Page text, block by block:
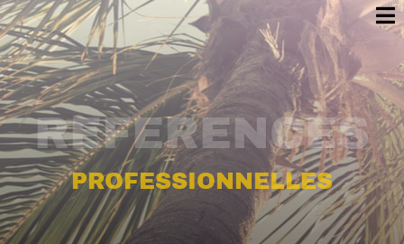
REFERENCES
PROFESSIONNELLES